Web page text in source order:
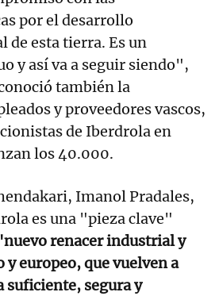
por el desarrollo
de esta tierra. Es un
y así va a seguir siendo",
también la
y proveedores vascos,
de Iberdrola en
los 40.000.
Imanol Pradales,
es una "pieza clave"
renacer industrial y
y europeo, que vuelven a
suficiente, segura y